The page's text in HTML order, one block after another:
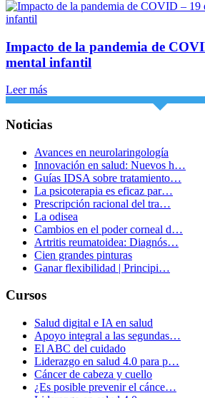
Impacto de la pandemia de
mental infantil
Leer más
Noticias
Avances en neurolaringología
Innovación en salud: Nuevos h…
Guías IDSA sobre tratamiento…
La psicoterapia es eficaz par…
Prescripción racional del tra…
La odisea
Cambios en el poder corneal d…
Artritis reumatoidea: Diagnós…
Cien grandes pinturas
Ganar flexibilidad | Principi…
Cursos
Salud digital e IA en salud
Apoyo integral a las segundas…
El ABC del cuidado
Liderazgo en salud 4.0 para p…
Cáncer de cabeza y cuello
¿Es posible prevenir el cánce…